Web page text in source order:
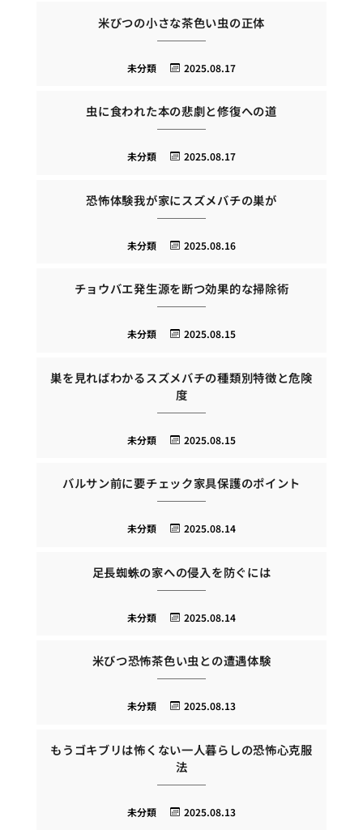
米びつの小さな茶色い虫の正体
2025.08.17
未分類
虫に食われた本の悲劇と修復への道
2025.08.17
未分類
恐怖体験我が家にスズメバチの巣が
2025.08.16
未分類
チョウバエ発生源を断つ効果的な掃除術
2025.08.15
未分類
巣を見ればわかるスズメバチの種類別特徴と危険
度
2025.08.15
未分類
バルサン前に要チェック家具保護のポイント
2025.08.14
未分類
足長蜘蛛の家への侵入を防ぐには
2025.08.14
未分類
米びつ恐怖茶色い虫との遭遇体験
2025.08.13
未分類
もうゴキブリは怖くない一人暮らしの恐怖心克服
法
2025.08.13
未分類